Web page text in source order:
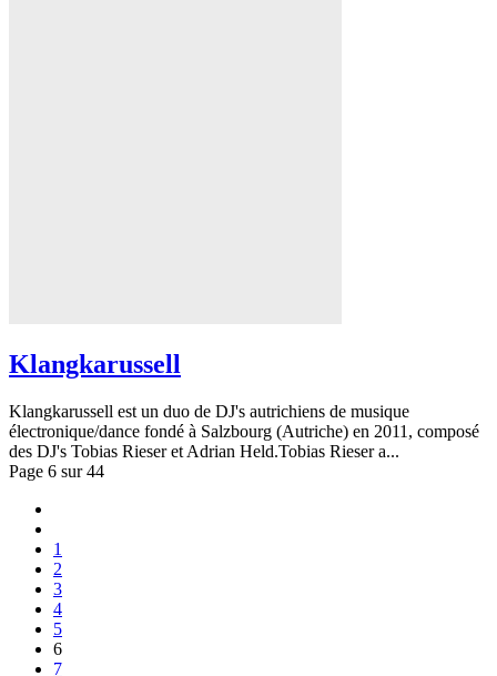
Klangkarussell
Klangkarussell est un duo de DJ's autrichiens de musique
électronique/dance fondé à Salzbourg (Autriche) en 2011, composé
des DJ's Tobias Rieser et Adrian Held.Tobias Rieser a...
Page 6 sur 44
1
2
3
4
5
6
7